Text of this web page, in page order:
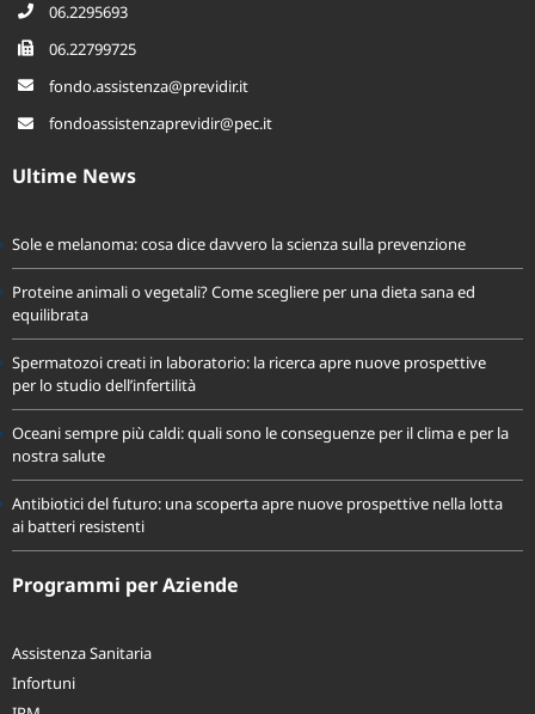
fondo.assistenza@previdir.it
fondoassistenzaprevidir@pec.it
Ultime News
Sole e melanoma: cosa dice davvero la scienza sulla prevenzione
Proteine animali o vegetali? Come scegliere per una dieta sana ed
equilibrata
Spermatozoi creati in laboratorio: la ricerca apre nuove prospettive
per lo studio dell’infertilità
Oceani sempre più caldi: quali sono le conseguenze per il clima e per la
Antibiotici del futuro: una scoperta apre nuove prospettive nella lotta
Programmi per Aziende